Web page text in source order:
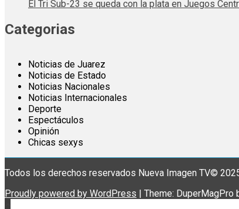
El Tri Sub-23 se queda con la plata en Juegos
Categorias
Noticias de Juarez
Noticias de Estado
Noticias Nacionales
Noticias Internacionales
Deporte
Espectáculos
Opinión
Chicas sexys
Todos los derechos reservados Nueva Imagen TV©
Proudly powered by WordPress | Theme: DuperMagPro